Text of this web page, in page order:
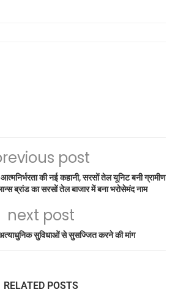
post
की नई कहानी, सरसों तेल यूनिट बनी ग्रामीण
ब्रांड का सरसों तेल बाजार में बना भरोसेमंद नाम
next post
सुविधाओं से सुसज्जित करने की मांग
RELATED POSTS